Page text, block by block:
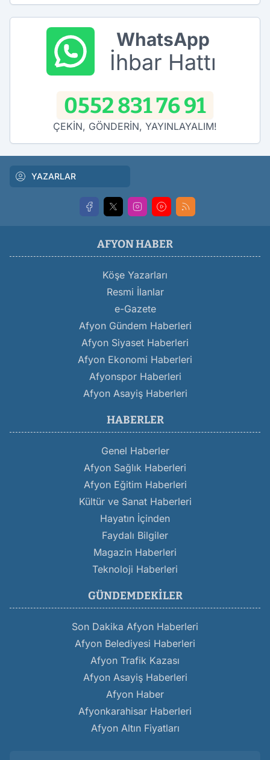
WhatsApp
İhbar Hattı
0552 831 76 91
ÇEKİN, GÖNDERİN, YAYINLAYALIM!
YAZARLAR
AFYON HABER
Köşe Yazarları
Resmi İlanlar
e-Gazete
Afyon Gündem Haberleri
Afyon Siyaset Haberleri
Afyon Ekonomi Haberleri
Afyonspor Haberleri
Afyon Asayiş Haberleri
HABERLER
Genel Haberler
Afyon Sağlık Haberleri
Afyon Eğitim Haberleri
Kültür ve Sanat Haberleri
Hayatın İçinden
Faydalı Bilgiler
Magazin Haberleri
Teknoloji Haberleri
GÜNDEMDEKILER
Son Dakika Afyon Haberleri
Afyon Belediyesi Haberleri
Afyon Trafik Kazası
Afyon Asayiş Haberleri
Afyon Haber
Afyonkarahisar Haberleri
Afyon Altın Fiyatları